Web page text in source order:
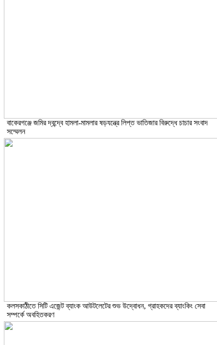
বাকেরগঞ্জে জমির দ্বন্দ্বে হামলা-মামলার ষড়যন্ত্রে লিপ্ত ভাতিজার বিরুদ্ধে চাচার সংবাদ
সম্মেলন
কলসকাঠীতে সিটি এজেন্ট ব্যাংক আউটলেটের শুভ উদ্বোধন, গ্রাহকদের ব্যাংকিং সেবা
সম্পর্কে অবহিতকরণ